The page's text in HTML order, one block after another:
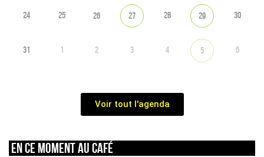
24 25 26 27 28 29 30
31 1 2 3 4 5 6
Voir tout l'agenda
En ce moment au café